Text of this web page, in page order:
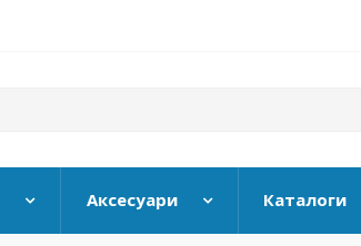
Аксесуари Каталоги